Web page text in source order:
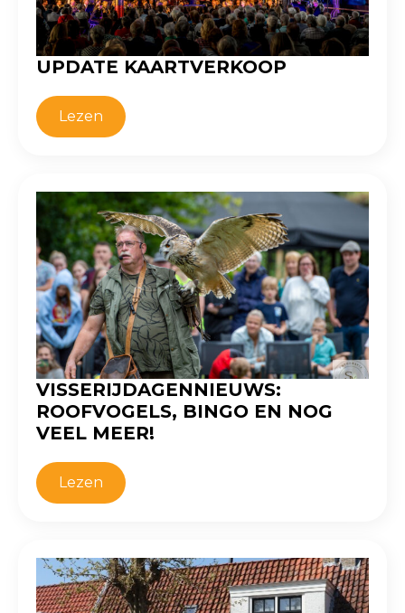
UPDATE KAARTVERKOOP
Lezen
VISSERIJDAGENNIEUWS:
ROOFVOGELS, BINGO EN NOG
VEEL MEER!
Lezen